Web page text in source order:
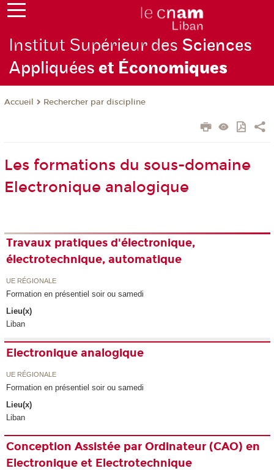
Institut Supérieur des Sciences
Appliquéeset Économiques
Accueil Rechercher par discipline
Les formations du sous-domaine
Electronique analogique
Travaux pratiques d'électronique,
électrotechnique, automatique
UE RÉGIONALE
Formation en présentiel soir ou samedi
Lieu(x)
Liban
Electronique analogique
UE RÉGIONALE
Formation en présentiel soir ou samedi
Lieu(x)
Liban
Conception Assistée par Ordinateur (CAO) en
Electronique et Electrotechnique